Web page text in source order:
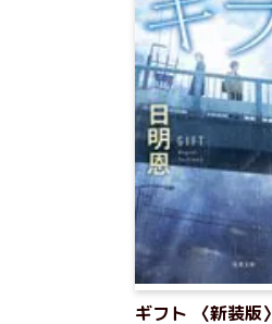
ギフト 〈新装版〉